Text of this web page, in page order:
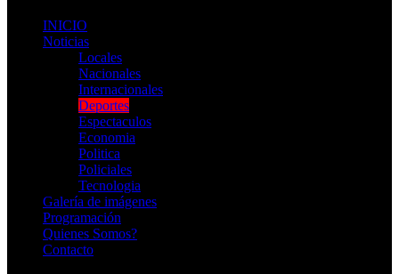
INICIO
Noticias
Locales
Nacionales
Internacionales
Deportes
Espectaculos
Economia
Politica
Policiales
Tecnologia
Galería de imágenes
Programación
Quienes Somos?
Contacto